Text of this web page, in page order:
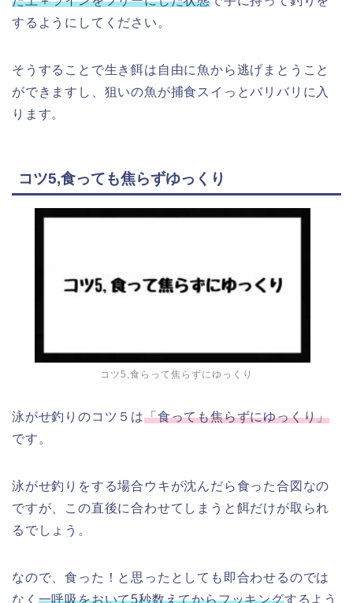
するようにしてください。
そうすることで生き餌は自由に魚から逃げまとうこと
ができますし、狙いの魚が捕食スイっとバリバリに入
ります。
コツ5,食っても焦らずゆっくり
コツ5,食らって焦らずにゆっくり
泳がせ釣りのコツ５は「食っても焦らずにゆっくり」
です。
泳がせ釣りをする場合ウキが沈んだら食った合図なの
ですが、この直後に合わせてしまうと餌だけが取られ
るでしょう。
なので、食った！と思ったとしても即合わせるのでは
なく 一呼吸をおいて5秒数えてからフッキングするよう